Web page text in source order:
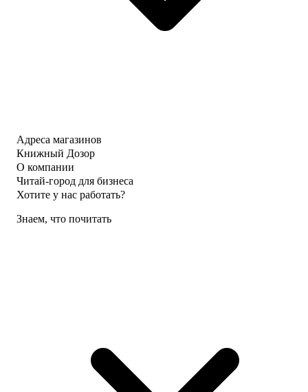
Адреса магазинов
Книжный Дозор
О компании
Читай-город для бизнеса
Хотите у нас работать?
Знаем, что почитать